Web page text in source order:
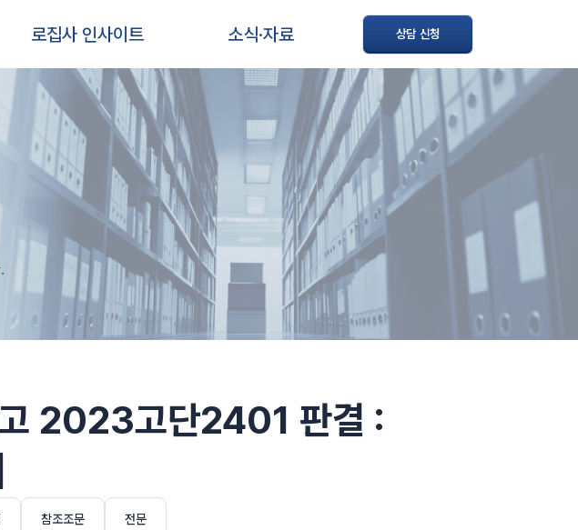
로집사 인사이트 소식·자료 상담 신청
2023고단2401 판결 :
참조조문 전문